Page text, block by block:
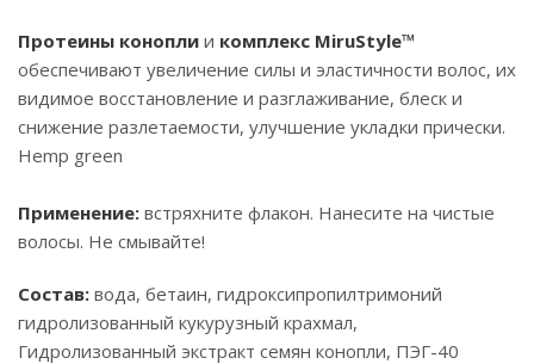
Протеины конопли и комплекс MiruStyle™
обеспечивают увеличение силы и эластичности волос, их
видимое восстановление и разглаживание, блеск и
снижение разлетаемости, улучшение укладки прически.
Hemp green
Применение: встряхните флакон. Нанесите на чистые
волосы. Не смывайте!
Состав: вода, бетаин, гидроксипропилтримоний
гидролизованный кукурузный крахмал,
Гидролизованный экстракт семян конопли, ПЭГ-40